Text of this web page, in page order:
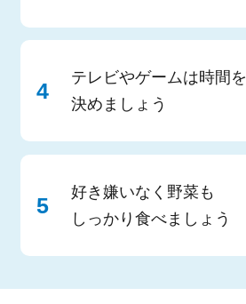
テレビやゲームは時間を
決めましょう
好き嫌いなく野菜も
しっかり食べましょう